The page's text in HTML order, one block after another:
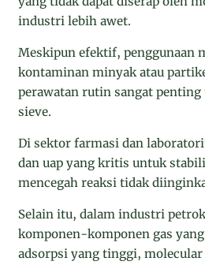
industri lebih awet.
Meskipun efektif, penggunaan
kontaminan minyak atau
perawatan rutin sangat
sieve.
Di sektor farmasi dan
dan uap yang kritis untuk
mencegah reaksi tidak
Selain itu, dalam industri
komponen-komponen gas
adsorpsi yang tinggi, molecular